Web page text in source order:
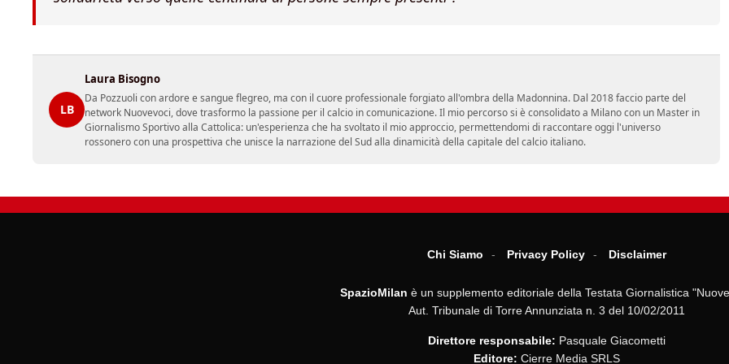
LB
Laura Bisogno
Da Pozzuoli con ardore e sangue flegreo, ma con il cuore professionale forgiato all'ombra della Madonnina. Dal 2018 faccio parte del
network Nuovevoci, dove trasformo la passione per il calcio in comunicazione. Il mio percorso si è consolidato a Milano con un Master in
Giornalismo Sportivo alla Cattolica: un'esperienza che ha svoltato il mio approccio, permettendomi di raccontare oggi l'universo
rossonero con una prospettiva che unisce la narrazione del Sud alla dinamicità della capitale del calcio italiano.
Chi Siamo Privacy Policy Disclaimer
SpazioMilan è un supplemento editoriale della Testata Giornalistica
Aut. Tribunale di Torre Annunziata n. 3 del 10/02/2011
Direttore responsabile: Pasquale Giacometti
Editore: Cierre Media SRLS